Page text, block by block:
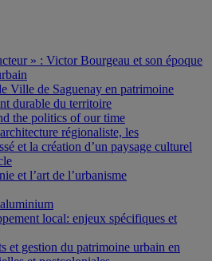
» : Victor Bourgeau et son époque
Ville de Saguenay en patrimoine
durable du territoire
the politics of our time
régionaliste, les
et la création d’un paysage culturel
et l’art de l’urbanisme
local: enjeux spécifiques et
et gestion du patrimoine urbain en